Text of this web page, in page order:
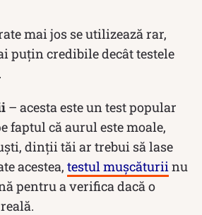
mai jos se utilizează rar,
puțin credibile decât testele
– acesta este un test popular
faptul că aurul este moale,
dinții tăi ar trebui să lase
acestea, testul mușcăturii nu
pentru a verifica dacă o